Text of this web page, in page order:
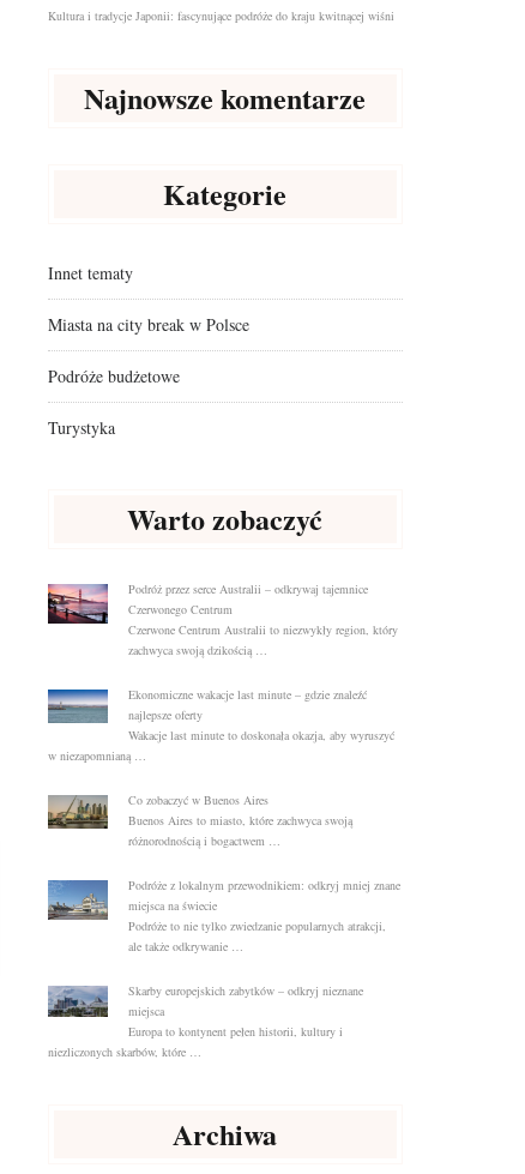
Kultura i tradycje Japonii: fascynujące podróże do kraju kwitnącej wiśni
Najnowsze komentarze
Kategorie
Innet tematy
Miasta na city break w Polsce
Podróże budżetowe
Turystyka
Warto zobaczyć
Podróż przez serce Australii – odkrywaj tajemnice
Czerwonego Centrum
Czerwone Centrum Australii to niezwykły region, który
zachwyca swoją dzikością …
Ekonomiczne wakacje last minute – gdzie znaleźć
najlepsze oferty
Wakacje last minute to doskonała okazja, aby wyruszyć
w niezapomnianą …
Co zobaczyć w Buenos Aires
Buenos Aires to miasto, które zachwyca swoją
różnorodnością i bogactwem …
Podróże z lokalnym przewodnikiem: odkryj mniej znane
miejsca na świecie
Podróże to nie tylko zwiedzanie popularnych atrakcji,
ale także odkrywanie …
Skarby europejskich zabytków – odkryj nieznane
miejsca
Europa to kontynent pełen historii, kultury i
niezliczonych skarbów, które …
Archiwa